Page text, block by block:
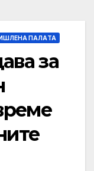
ПАЛAТА
за